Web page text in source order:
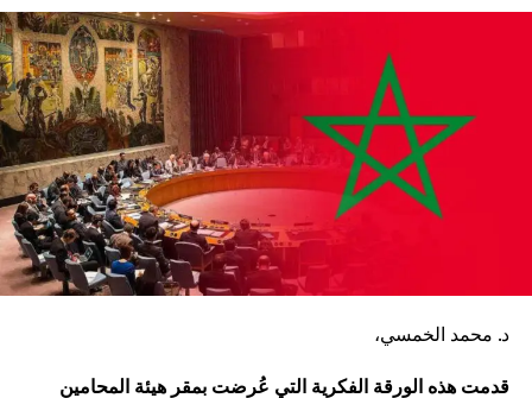
د. محمد الخمسي،
قدمت هذه الورقة الفكرية التي عُرضت بمقر هيئة المحامين